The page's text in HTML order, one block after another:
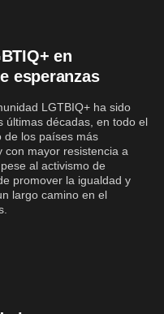
en
esperanzas
LGTBIQ+ ha sido
últimas décadas, en todo el
de los países más
con mayor resistencia a
al activismo de
promover la igualdad y
largo camino en el